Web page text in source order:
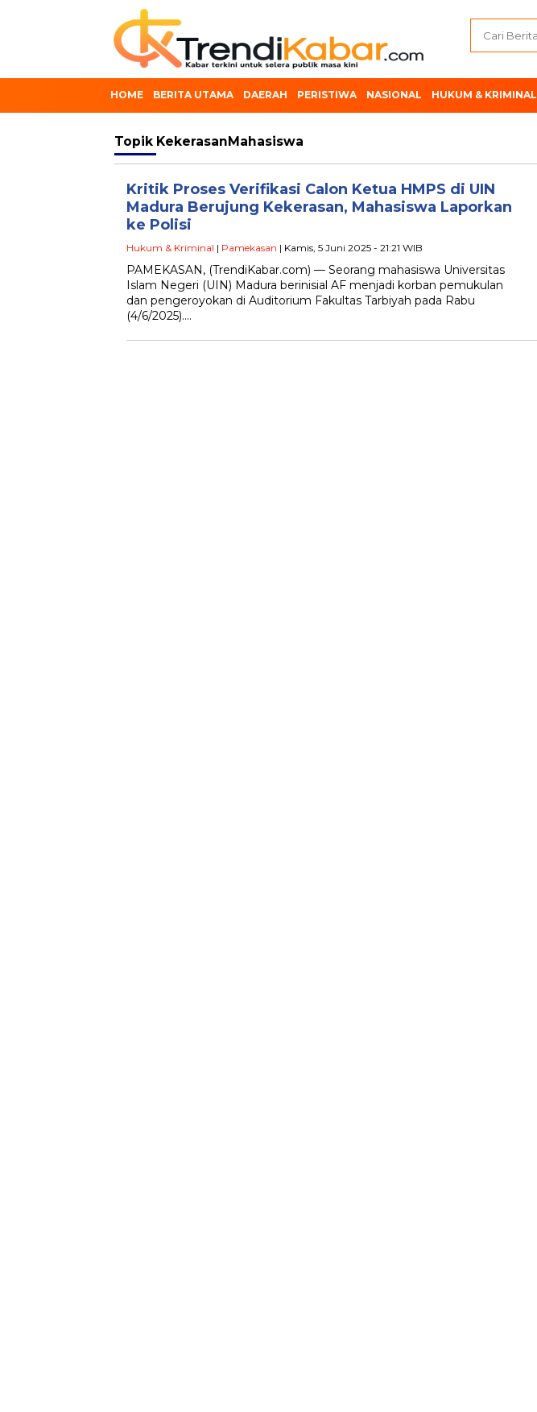
HOME BERITA UTAMA DAERAH PERISTIWA NASIONAL HUKUM & KRIMINAL
Topik KekerasanMahasiswa
Kritik Proses Verifikasi Calon Ketua HMPS di UIN
Madura Berujung Kekerasan, Mahasiswa Laporkan
ke Polisi
Hukum & Kriminal | Pamekasan | Kamis, 5 Juni 2025 - 21:21 WIB
PAMEKASAN, (TrendiKabar.com) — Seorang mahasiswa Universitas
Islam Negeri (UIN) Madura berinisial AF menjadi korban pemukulan
dan pengeroyokan di Auditorium Fakultas Tarbiyah pada Rabu
(4/6/2025)….